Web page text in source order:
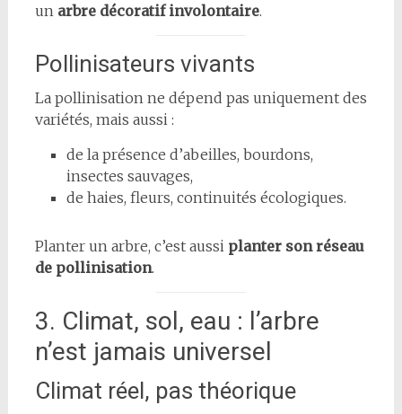
un arbre décoratif involontaire.
Pollinisateurs vivants
La pollinisation ne dépend pas uniquement des
variétés, mais aussi :
de la présence d’abeilles, bourdons,
insectes sauvages,
de haies, fleurs, continuités écologiques.
Planter un arbre, c’est aussi planter son réseau
de pollinisation.
3. Climat, sol, eau : l’arbre
n’est jamais universel
Climat réel, pas théorique